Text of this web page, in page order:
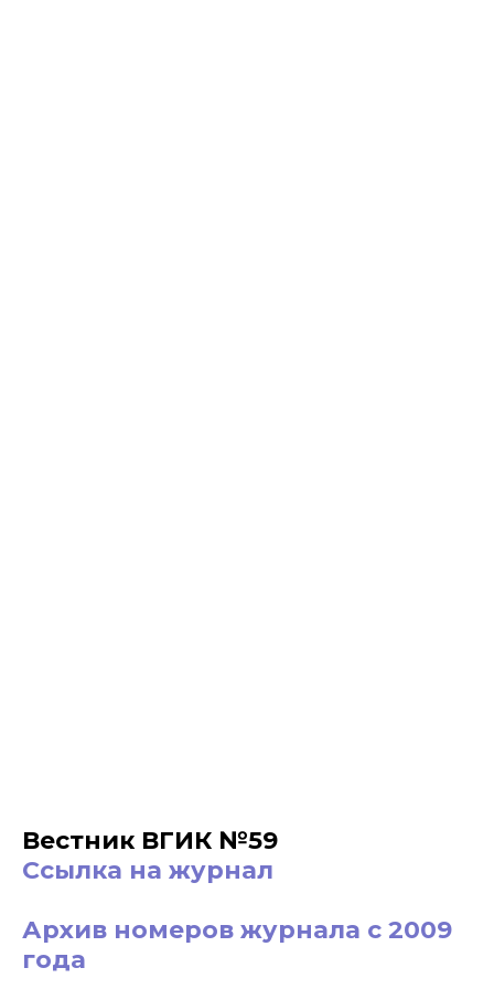
Вестник ВГИК №59
Ссылка на журнал
Архив номеров журнала с 2009
года